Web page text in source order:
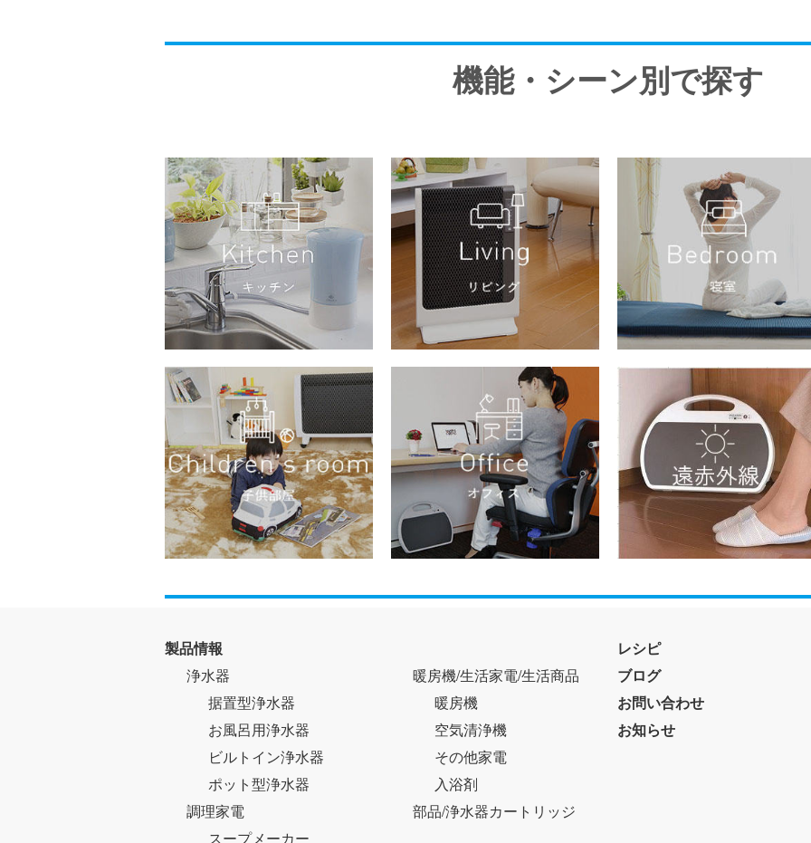
機能・シーン別で探す
製品情報
浄水器
据置型浄水器
お風呂用浄水器
ビルトイン浄水器
ポット型浄水器
調理家電
スープメーカー
暖房機/生活家電/生活商品
暖房機
空気清浄機
その他家電
入浴剤
部品/浄水器カートリッジ
レシピ
ブログ
お問い合わせ
お知らせ